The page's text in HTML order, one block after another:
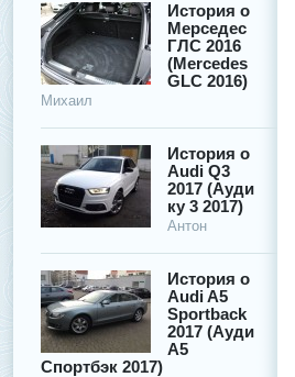
История о
Мерседес
ГЛС 2016
(Mercedes
GLC 2016)
Михаил
История о
Audi Q3
2017 (Ауди
ку 3 2017)
Антон
История о
Audi A5
Sportback
2017 (Ауди
А5
Спортбэк 2017)